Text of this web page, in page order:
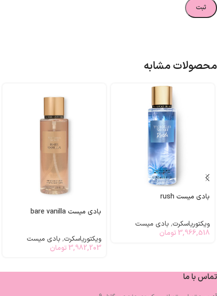
محصولات مشابه
بادی میست rush
ویکتوریاسکرت, بادی میست
3,966,518 تومان
بادی میست bare vanilla
ویکتوریاسکرت, بادی میست
3,982,203 تومان
تماس با ما